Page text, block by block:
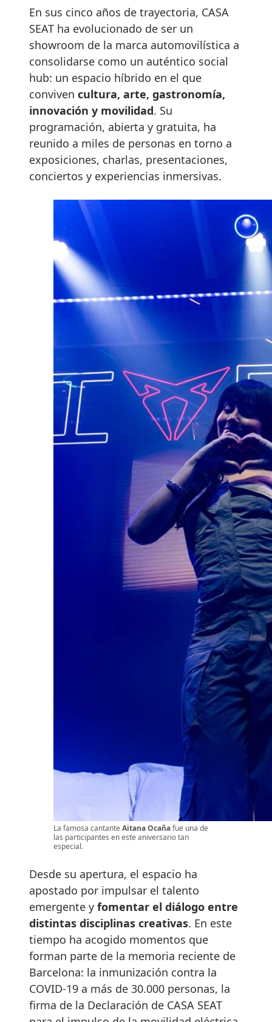
En sus cinco años de trayectoria, CASA
SEAT ha evolucionado de ser un
showroom de la marca automovilística a
consolidarse como un auténtico social
hub: un espacio híbrido en el que
conviven cultura, arte, gastronomía,
innovación y movilidad. Su
programación, abierta y gratuita, ha
reunido a miles de personas en torno a
exposiciones, charlas, presentaciones,
conciertos y experiencias inmersivas.
La famosa cantanteAitana Ocañafue una de
las participantes en este aniversario tan
especial.
Desde su apertura, el espacio ha
apostado por impulsar el talento
emergente y fomentar el diálogo entre
distintas disciplinas creativas. En este
tiempo ha acogido momentos que
forman parte de la memoria reciente de
Barcelona: la inmunización contra la
COVID-19 a más de 30.000 personas, la
firma de la Declaración de CASA SEAT